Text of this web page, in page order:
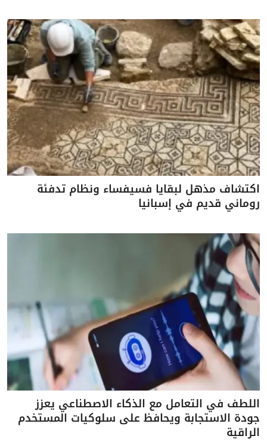
اكتشاف مذهل لبقايا فسيفساء ونظام تدفئة
روماني قديم في إسبانيا
اللطف في التعامل مع الذكاء الاصطناعي يعزز
جودة الاستجابة ويحافظ على سلوكيات المستخدم
الراقية